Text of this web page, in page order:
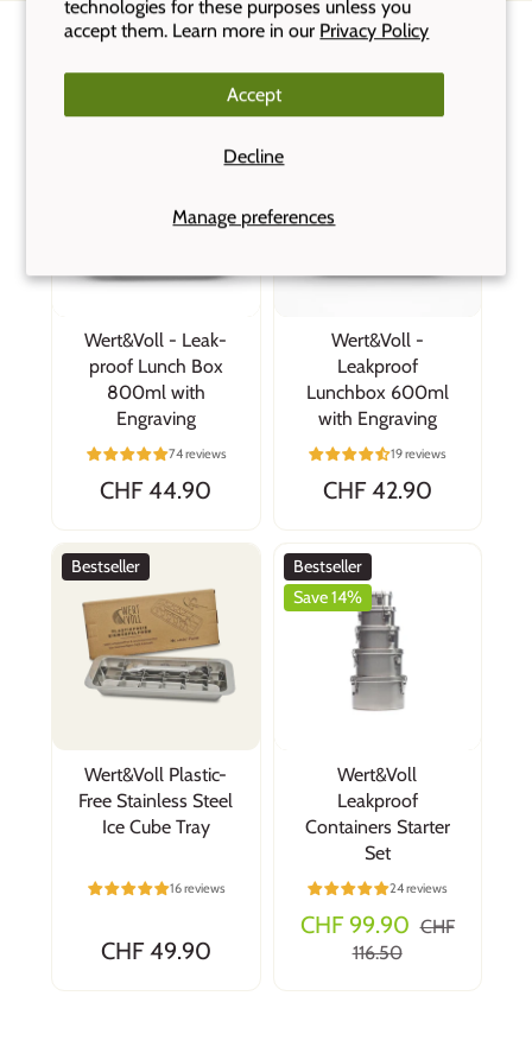
technologies for these purposes unless you
accept them. Learn more in our Privacy Policy
Manage preferences
Accept
Decline
Das könnte dir auch gefallen
Wert&Voll - Leak-
proof Lunch Box
800ml with
Engraving
74 reviews
CHF 44.90
Wert&Voll -
Leakproof
Lunchbox 600ml
with Engraving
19 reviews
CHF 42.90
Bestseller
Wert&Voll Plastic-
Free Stainless Steel
Ice Cube Tray
16 reviews
CHF 49.90
Bestseller
Save 14%
Wert&Voll
Leakproof
Containers Starter
Set
24 reviews
CHF 99.90 CHF
116.50